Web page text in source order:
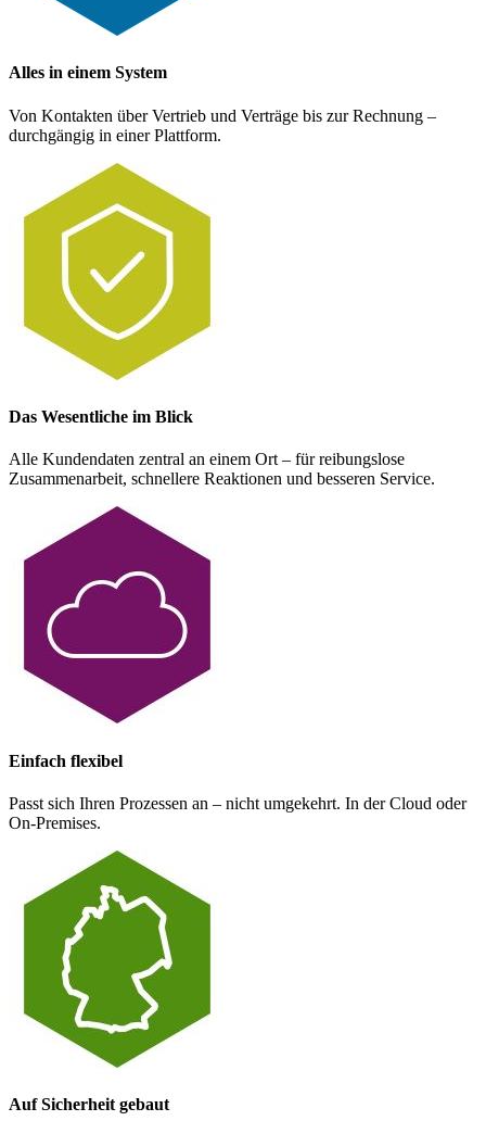
Alles in einem System
Von Kontakten über Vertrieb und Verträge bis zur Rechnung –
durchgängig in einer Plattform.
Das Wesentliche im Blick
Alle Kundendaten zentral an einem Ort – für reibungslose
Zusammenarbeit, schnellere Reaktionen und besseren Service.
Einfach flexibel
Passt sich Ihren Prozessen an – nicht umgekehrt. In der Cloud oder
On-Premises.
Auf Sicherheit gebaut